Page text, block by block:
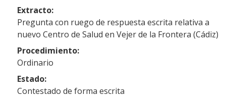
Extracto:
Pregunta con ruego de respuesta escrita relativa a
nuevo Centro de Salud en Vejer de la Frontera (Cádiz)
Procedimiento:
Ordinario
Estado:
Contestado de forma escrita